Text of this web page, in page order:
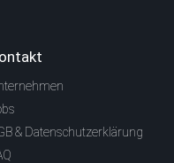
& Datenschutzerklärung